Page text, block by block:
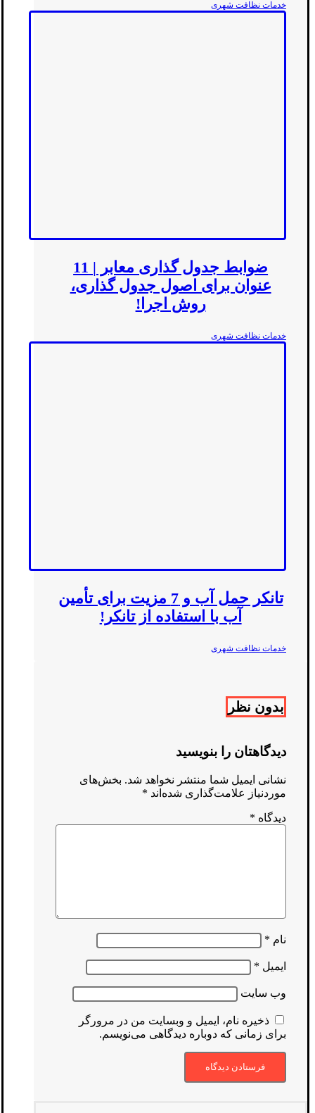
خدمات نظافت شهری
ضوابط جدول گذاری معابر | 11
عنوان برای اصول جدول گذاری،
روش اجرا!
خدمات نظافت شهری
تانکر حمل آب و 7 مزیت برای تأمین
آب با استفاده از تانکر!
خدمات نظافت شهری
بدون نظر
دیدگاهتان را بنویسید
نشانی ایمیل شما منتشر نخواهد شد. بخش‌های
موردنیاز علامت‌گذاری شده‌اند *
دیدگاه *
نام *
ایمیل *
وب‌ سایت
ذخیره نام، ایمیل و وبسایت من در مرورگر
برای زمانی که دوباره دیدگاهی می‌نویسم.